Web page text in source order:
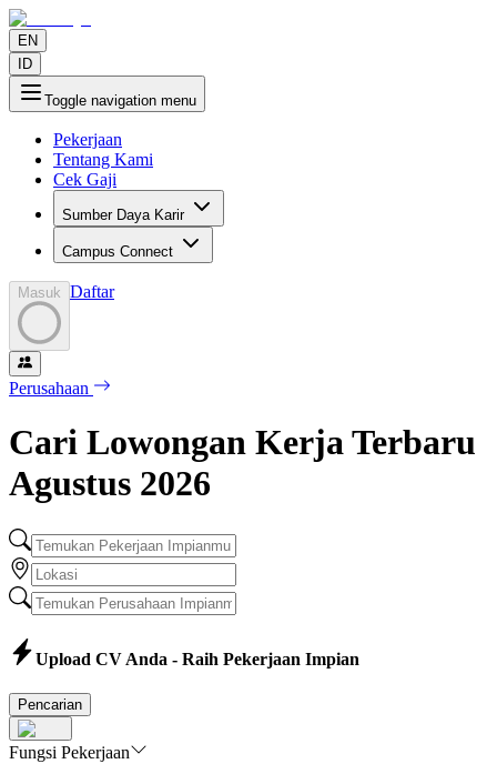
EN
ID
Toggle navigation menu
Pekerjaan
Tentang Kami
Cek Gaji
Sumber Daya Karir
Campus Connect
Masuk Daftar
Perusahaan
Cari Lowongan Kerja Terbaru
Agustus 2026
Upload CV Anda - Raih Pekerjaan Impian
Pencarian
Fungsi Pekerjaan